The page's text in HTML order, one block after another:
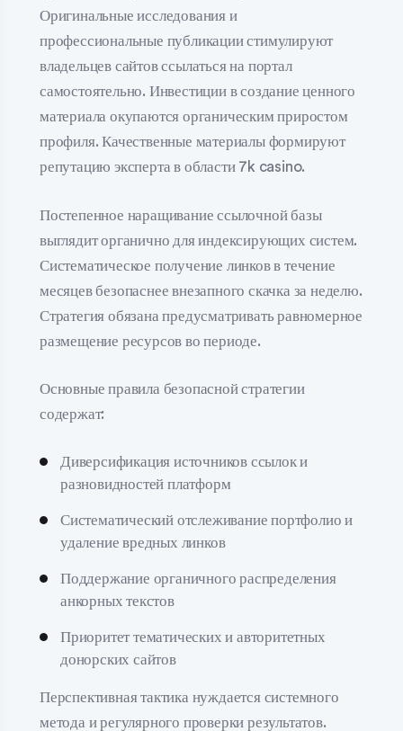
Оригинальные исследования и
профессиональные публикации стимулируют
владельцев сайтов ссылаться на портал
самостоятельно. Инвестиции в создание ценного
материала окупаются органическим приростом
профиля. Качественные материалы формируют
репутацию эксперта в области 7k casino.
Постепенное наращивание ссылочной базы
выглядит органично для индексирующих систем.
Систематическое получение линков в течение
месяцев безопаснее внезапного скачка за неделю.
Стратегия обязана предусматривать равномерное
размещение ресурсов во периоде.
Основные правила безопасной стратегии
содержат:
Диверсификация источников ссылок и
разновидностей платформ
Систематический отслеживание портфолио и
удаление вредных линков
Поддержание органичного распределения
анкорных текстов
Приоритет тематических и авторитетных
донорских сайтов
Перспективная тактика нуждается системного
метода и регулярного проверки результатов.